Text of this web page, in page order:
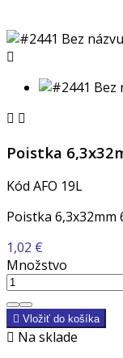

 
Poistka
Kód AFO 19L
Poistka 6,3x32mm
1,02 €
Množstvo
 Vložiť do košíka
 Na sklade